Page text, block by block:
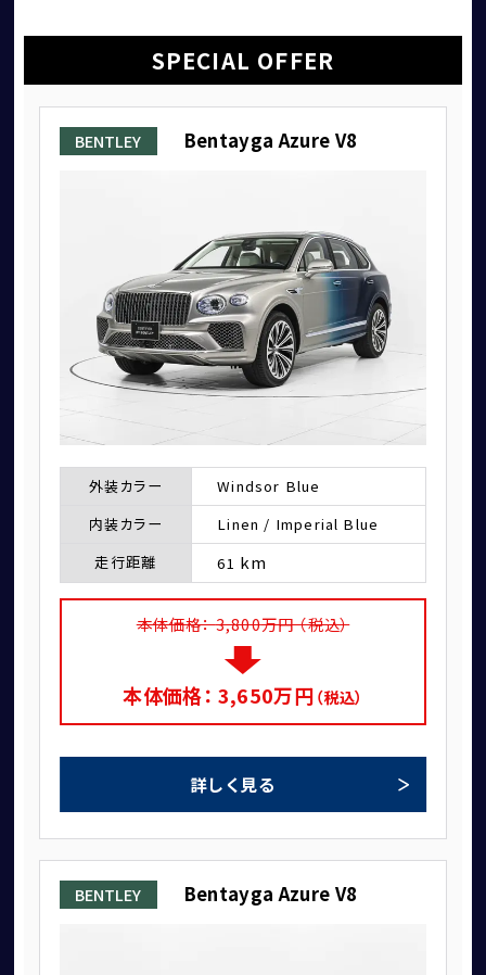
ショールーム＆サービスセンター
採用情報
SPECIAL OFFER
BENTLEY Bentayga Azure V8
外装カラー
Windsor Blue
内装カラー
Linen / Imperial Blue
走行距離
61 km
本体価格：3,800万円 （税込）
本体価格： 3,650万円（税込）
詳しく見る
BENTLEY Bentayga Azure V8